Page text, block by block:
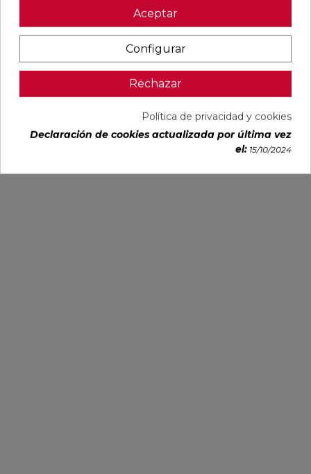
Aceptar
Configurar
Rechazar
Política de privacidad y cookies
Declaración de cookies actualizada por última vez
el: 15/10/2024